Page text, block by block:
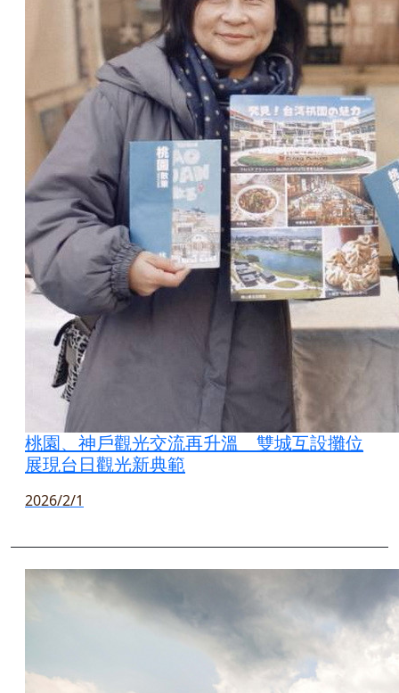
桃園、神戶觀光交流再升溫 雙城互設攤位
展現台日觀光新典範
2026/2/1